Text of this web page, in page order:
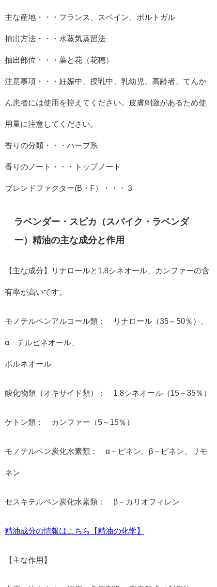
主な産地・・・フランス、スペイン、ポルトガル
抽出方法・・・水蒸気蒸留法
抽出部位・・・葉と花（花穂）
注意事項・・・妊娠中、授乳中、乳幼児、高齢者、てんか
ん患者には使用を控えてください。皮膚刺激があるため使
用量に注意してください。
香りの分類・・・ハーブ系
香りのノート・・・トップノート
ブレンドファクター(B・F）・・・３
ラベンダー・スピカ（スパイク・ラベンダ
ー）精油の主な成分と作用
【主な成分】リナロールと1.8シネオール、カンファーの含
有率が高いです。
モノテルペンアルコール類： リナロール（35～50％）、
α－テルピネオール、
ボルネオール
酸化物類（オキサイド類）： 1.8シネオール（15～35％）
ケトン類： カンファー（5～15％）
モノテルペン炭化水素類： α－ピネン、β－ピネン、リモ
ネン
セスキテルペン炭化水素類： β－カリオフィレン
精油成分の情報はこちら【精油の化学】
【主な作用】